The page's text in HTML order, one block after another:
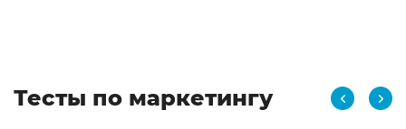
Тесты по маркетингу